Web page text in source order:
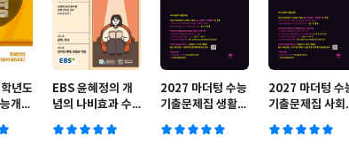
년도
개념
년)
EBS 윤혜정의 개
념의 나비효과 수
2027 마더텅 수능
기출문제집 생활과
2027 마더텅 수
기출문제집 사회·